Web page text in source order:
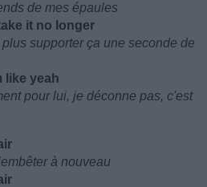
de mes épaules
it no longer
supporter ça une seconde de
like yeah
pour lui, je déconne pas, c'est
à nouveau